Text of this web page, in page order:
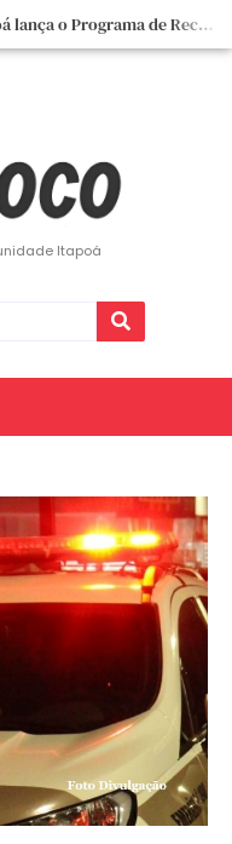
📣📣 A Prefeitura de Itapoá lança o Programa de Recuperação Fiscal (REFIS).
📢 Empreendedor do turismo, esta oportunidade é para você! Itapoá – SC.
Itapoá